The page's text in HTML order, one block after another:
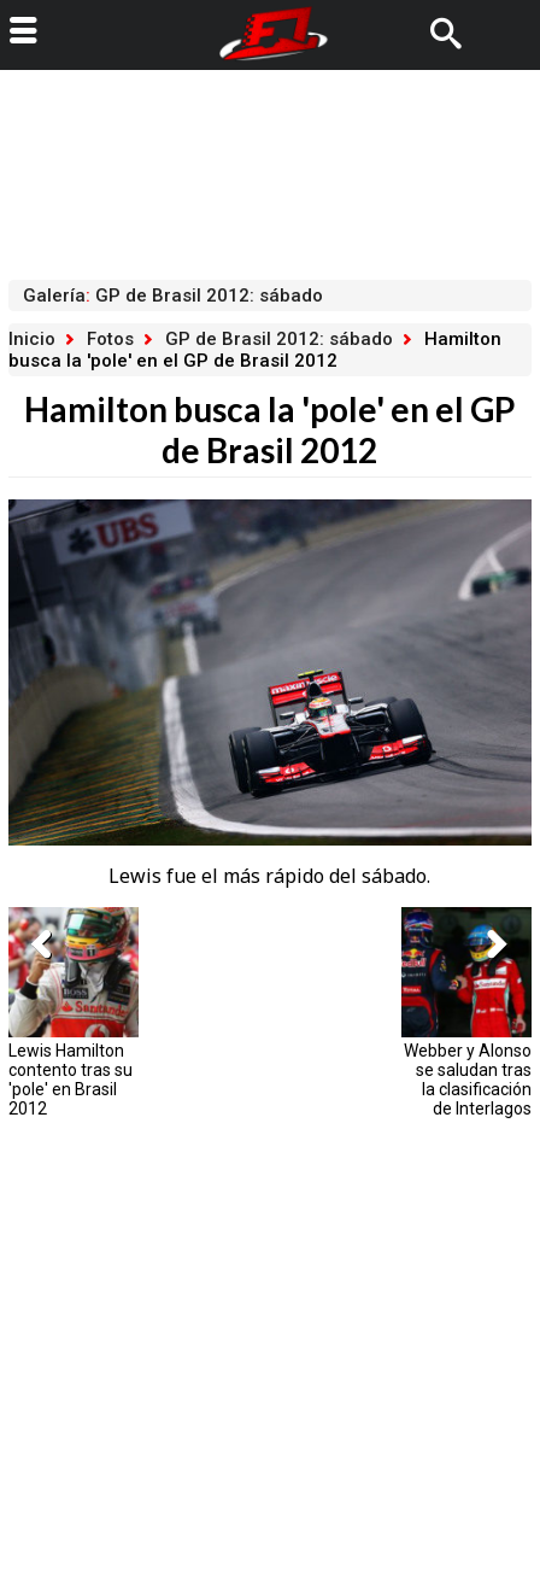
Galería: GP de Brasil 2012: sábado
Inicio
Fotos GP de Brasil 2012: sábado
Hamilton
busca la 'pole' en el GP de Brasil 2012
Hamilton busca la 'pole' en el GP
de Brasil 2012
Lewis fue el más rápido del sábado.
Lewis Hamilton
contento tras su
'pole' en Brasil
2012
Webber y Alonso
se saludan tras
la clasificación
de Interlagos